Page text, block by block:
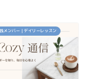
メンバー｜デイリーレッスン